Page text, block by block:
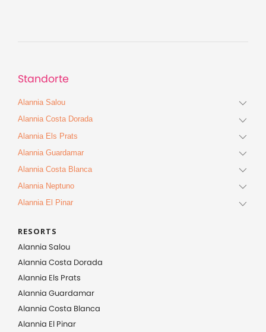
Standorte
Alannia Salou
Alannia Costa Dorada
Alannia Els Prats
Alannia Guardamar
Alannia Costa Blanca
Alannia Neptuno
Alannia El Pinar
RESORTS
Alannia Salou
Alannia Costa Dorada
Alannia Els Prats
Alannia Guardamar
Alannia Costa Blanca
Alannia El Pinar